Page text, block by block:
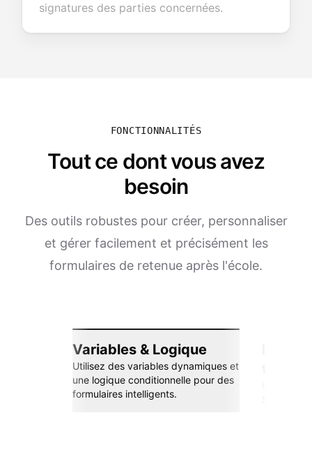
signatures des parties concernées.
FONCTIONNALITÉS
Tout ce dont vous avez
besoin
Des outils robustes pour créer, personnaliser
et gérer facilement et précisément les
formulaires de retenue après l'école.
Variables & Logique
Utilisez des variables dynamiques et
une logique conditionnelle pour des
formulaires intelligents.